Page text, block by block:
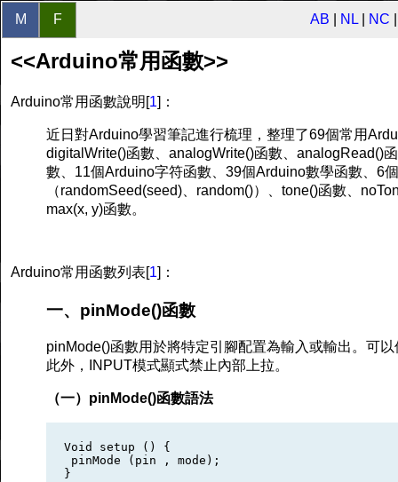
M F AB NL| NC
<<Arduino常用函數>>
Arduino常用函數說明[1]：
近日對Arduino學習筆記進行梳理，整理了69個常用
digitalWrite()函數、analogWrite()函數、analogRead()
數、11個Arduino字符函數、39個Arduino數學函數、6
（randomSeed(seed)、random()）、tone()函數、
max(x, y)函數。
Arduino常用函數列表[1]：
一、pinMode()函數
pinMode()函數用於將特定引腳配置為輸入或輸出。可
此外，INPUT模式顯式禁止內部上拉。
（一）pinMode()函數語法
Void setup () {
pinMode (pin , mode);
}